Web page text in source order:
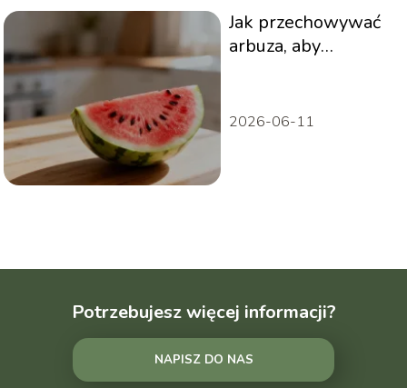
Jak przechowywać
arbuza, aby
2026-06-11
Potrzebujesz więcej informacji?
NAPISZ DO NAS